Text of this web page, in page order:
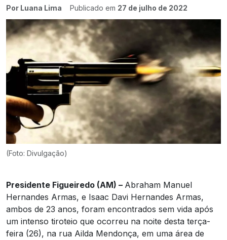
Por Luana Lima Publicado em 27 de julho de 2022
(Foto: Divulgação)
Presidente Figueiredo (AM) – Abraham Manuel
Hernandes Armas, e Isaac Davi Hernandes Armas,
ambos de 23 anos, foram encontrados sem vida após
um intenso tiroteio que ocorreu na noite desta terça-
feira (26), na rua Ailda Mendonça, em uma área de